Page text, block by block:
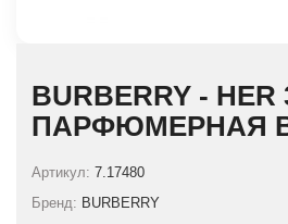
BURBERRY - HER
ПАРФЮМЕРНАЯ
Артикул: 7.17480
Бренд: BURBERRY